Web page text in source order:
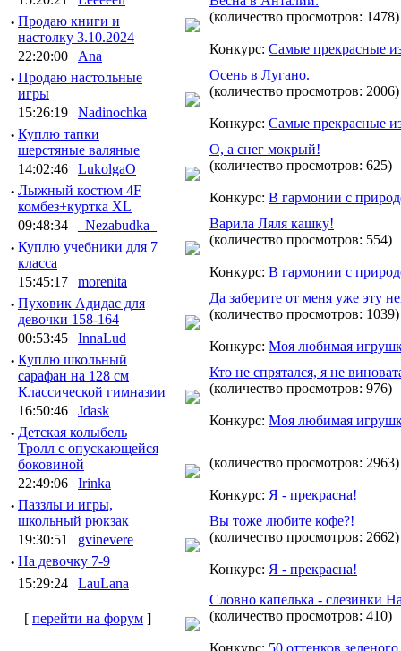
· Продаю книги и
настолку 3.10.2024
22:20:00 | Ana
· Продаю настольные
игры
15:26:19 | Nadinochka
· Куплю тапки
шерстяные валяные
14:02:46 | LukolgaO
· Лыжный костюм 4F
комбез+куртка XL
09:48:34 |
_Nezabudka_
· Куплю учебники для 7
класса
15:45:17 | morenita
· Пуховик Адидас для
девочки 158-164
00:53:45 | InnaLud
· Куплю школьный
сарафан на 128 см
Классической гимназии
16:50:46 | Jdask
· Детская колыбель
Тролл с опускающейся
боковиной
22:49:06 | Irinka
· Паззлы и игры,
школьный рюкзак
19:30:51 | gvinevere
· Hа девочку 7-9
15:29:24 | LauLana
[ перейти на форум ]
(количество просмотров: 1478)
Конкурс: Самые прекрасные
Осень в Лугано.
(количество просмотров: 2006)
Конкурс: Самые прекрасные
О, а снег мокрый!
(количество просмотров: 625)
Конкурс: В гармонии с
Варила Ляля кашку!
(количество просмотров: 554)
Конкурс: В гармонии с
Да заберите от меня уже эту
(количество просмотров: 1039)
Конкурс: Моя любимая
Кто не спрятался, я не
(количество просмотров: 976)
Конкурс: Моя любимая
(количество просмотров: 2963)
Конкурс: Я - прекрасна!
Вы тоже любите кофе?!
(количество просмотров: 2662)
Конкурс: Я - прекрасна!
Словно капелька - слезинки
(количество просмотров: 410)
Конкурс: 50 оттенков зеленого